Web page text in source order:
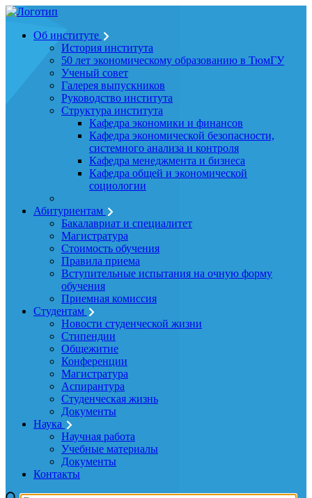
Об институте
История института
50 лет экономическому образованию в ТюмГУ
Ученый совет
Галерея выпускников
Руководство института
Структура института
Кафедра экономики и финансов
Кафедра экономической безопасности,
системного анализа и контроля
Кафедра менеджмента и бизнеса
Кафедра общей и экономической
социологии
Абитуриентам
Бакалавриат и специалитет
Магистратура
Стоимость обучения
Правила приема
Вступительные испытания на очную форму
обучения
Приемная комиссия
Студентам
Новости студенческой жизни
Стипендии
Общежитие
Конференции
Магистратура
Аспирантура
Студенческая жизнь
Документы
Наука
Научная работа
Учебные материалы
Документы
Контакты